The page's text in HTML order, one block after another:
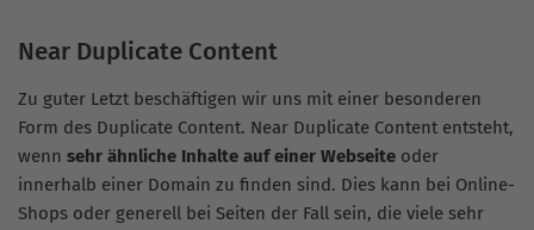
Near Duplicate Content
Zu guter Letzt beschäftigen wir uns mit einer besonderen
Form des Duplicate Content. Near Duplicate Content entsteht,
wenn sehr ähnliche Inhalte auf einer Webseite oder
innerhalb einer Domain zu finden sind. Dies kann bei Online-
Shops oder generell bei Seiten der Fall sein, die viele sehr